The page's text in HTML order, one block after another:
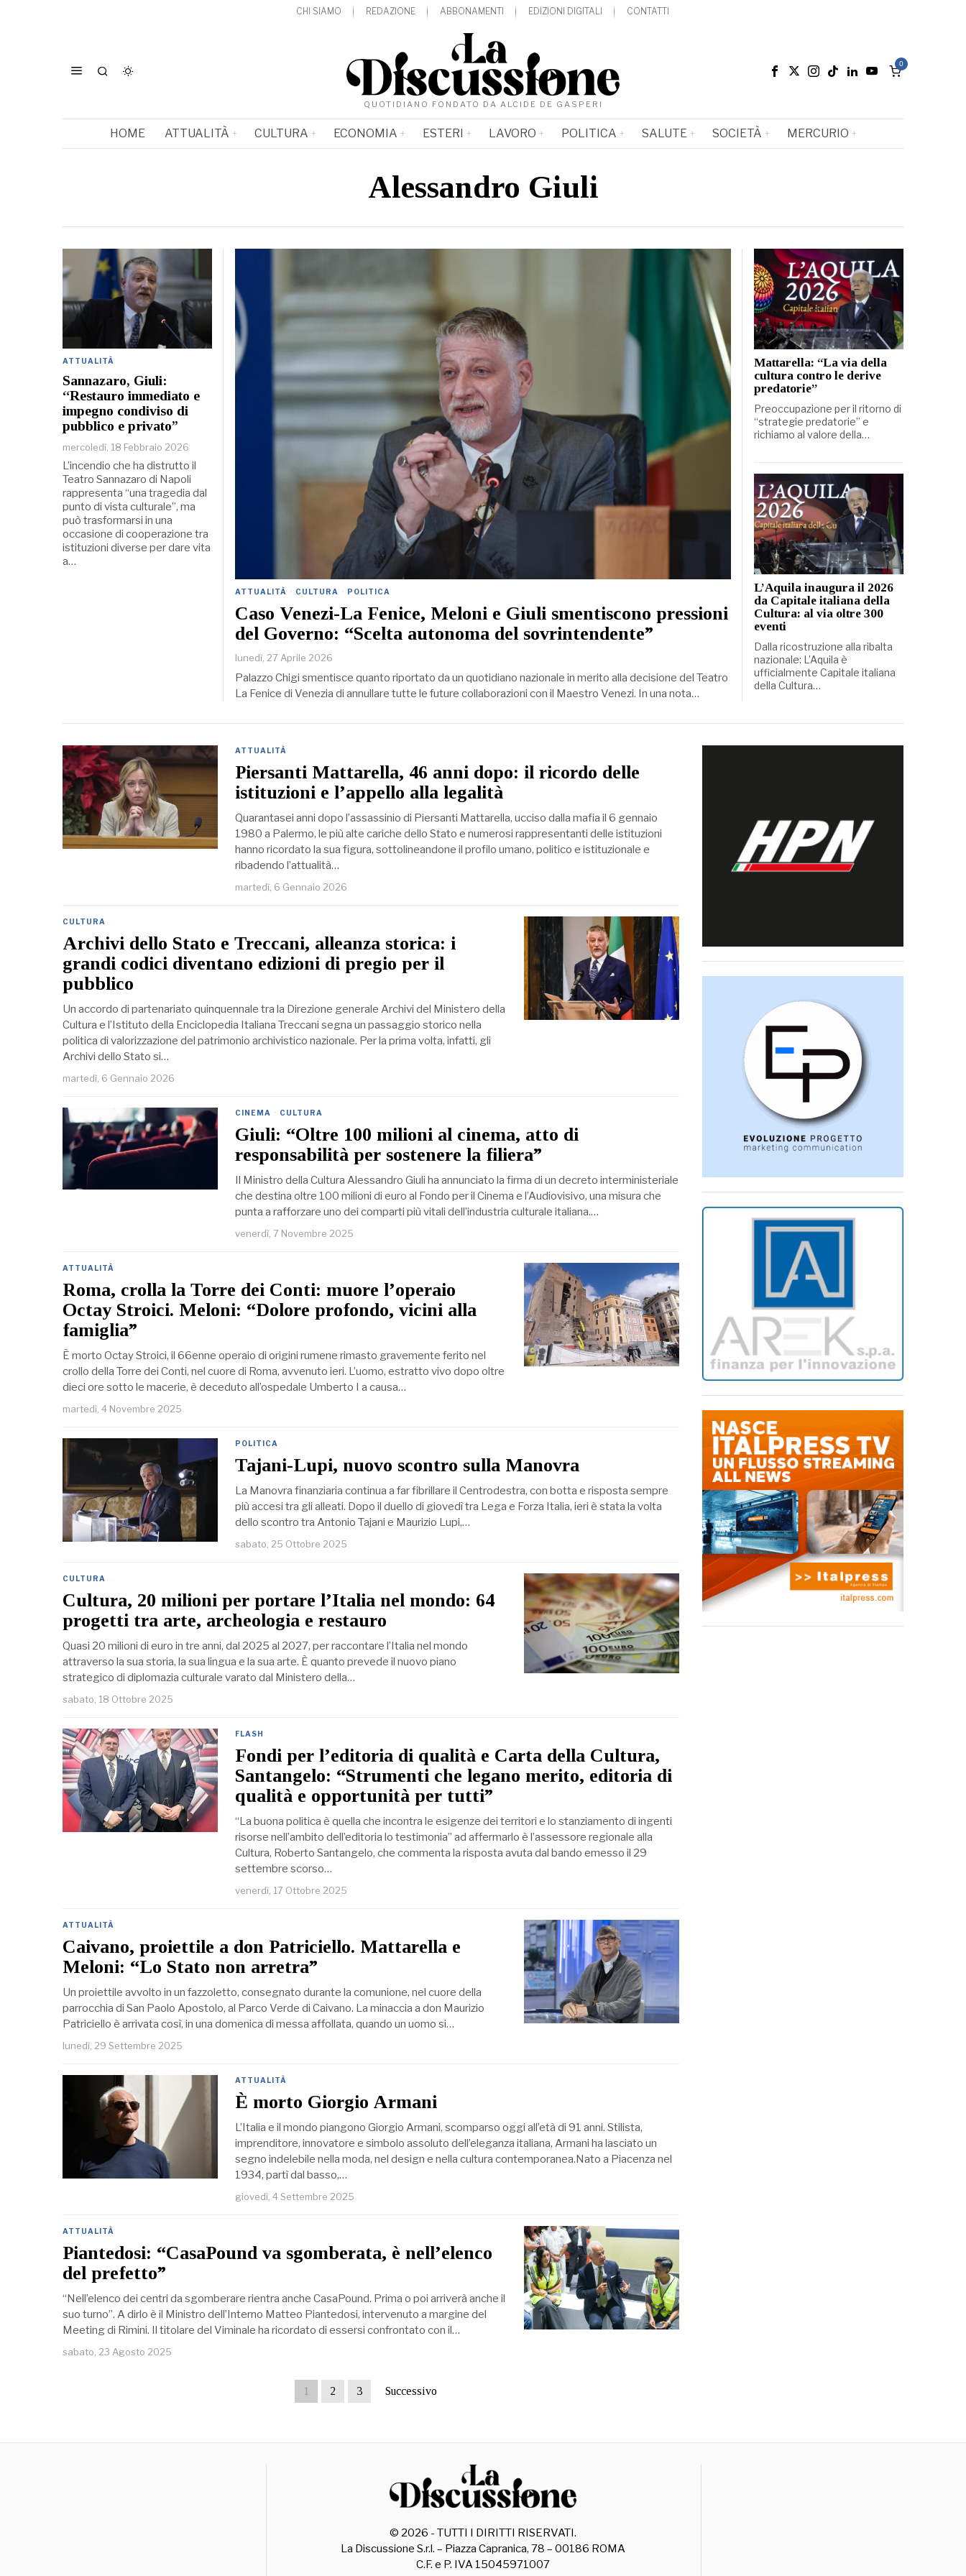
CHI SIAMO REDAZIONE ABBONAMENTI EDIZIONI DIGITALI CONTATTI
QUOTIDIANO FONDATO DA ALCIDE DE GASPERI
0
HOME ATTUALITÀ CULTURA ECONOMIA ESTERI LAVORO POLITICA SALUTE SOCIETÀ MERCURIO
Alessandro Giuli
ATTUALITÀ · CULTURA · POLITICA
Caso Venezi-La Fenice, Meloni e Giuli smentiscono pressioni
del Governo: “Scelta autonoma del sovrintendente”
lunedì, 27 Aprile 2026
Palazzo Chigi smentisce quanto riportato da un quotidiano nazionale in merito alla decisione del Teatro
La Fenice di Venezia di annullare tutte le future collaborazioni con il Maestro Venezi. In una nota…
ATTUALITÀ
Sannazaro, Giuli:
“Restauro immediato e
impegno condiviso di
pubblico e privato”
mercoledì, 18 Febbraio 2026
L’incendio che ha distrutto il
Teatro Sannazaro di Napoli
rappresenta “una tragedia dal
punto di vista culturale”, ma
può trasformarsi in una
occasione di cooperazione tra
istituzioni diverse per dare vita
a…
Mattarella: “La via della
cultura contro le derive
predatorie”
Preoccupazione per il ritorno di
“strategie predatorie” e
richiamo al valore della…
L’Aquila inaugura il 2026
da Capitale italiana della
Cultura: al via oltre 300
eventi
Dalla ricostruzione alla ribalta
nazionale: L’Aquila è
ufficialmente Capitale italiana
della Cultura…
ATTUALITÀ
Piersanti Mattarella, 46 anni dopo: il ricordo delle
istituzioni e l’appello alla legalità
Quarantasei anni dopo l’assassinio di Piersanti Mattarella, ucciso dalla mafia il 6 gennaio
1980 a Palermo, le più alte cariche dello Stato e numerosi rappresentanti delle istituzioni
hanno ricordato la sua figura, sottolineandone il profilo umano, politico e istituzionale e
ribadendo l’attualità…
martedì, 6 Gennaio 2026
CULTURA
Archivi dello Stato e Treccani, alleanza storica: i
grandi codici diventano edizioni di pregio per il
pubblico
Un accordo di partenariato quinquennale tra la Direzione generale Archivi del Ministero della
Cultura e l’Istituto della Enciclopedia Italiana Treccani segna un passaggio storico nella
politica di valorizzazione del patrimonio archivistico nazionale. Per la prima volta, infatti, gli
Archivi dello Stato si…
martedì, 6 Gennaio 2026
CINEMA · CULTURA
Giuli: “Oltre 100 milioni al cinema, atto di
responsabilità per sostenere la filiera”
Il Ministro della Cultura Alessandro Giuli ha annunciato la firma di un decreto interministeriale
che destina oltre 100 milioni di euro al Fondo per il Cinema e l’Audiovisivo, una misura che
punta a rafforzare uno dei comparti più vitali dell’industria culturale italiana.…
venerdì, 7 Novembre 2025
ATTUALITÀ
Roma, crolla la Torre dei Conti: muore l’operaio
Octay Stroici. Meloni: “Dolore profondo, vicini alla
famiglia”
È morto Octay Stroici, il 66enne operaio di origini rumene rimasto gravemente ferito nel
crollo della Torre dei Conti, nel cuore di Roma, avvenuto ieri. L’uomo, estratto vivo dopo oltre
dieci ore sotto le macerie, è deceduto all’ospedale Umberto I a causa…
martedì, 4 Novembre 2025
POLITICA
Tajani-Lupi, nuovo scontro sulla Manovra
La Manovra finanziaria continua a far fibrillare il Centrodestra, con botta e risposta sempre
più accesi tra gli alleati. Dopo il duello di giovedì tra Lega e Forza Italia, ieri è stata la volta
dello scontro tra Antonio Tajani e Maurizio Lupi,…
sabato, 25 Ottobre 2025
CULTURA
Cultura, 20 milioni per portare l’Italia nel mondo: 64
progetti tra arte, archeologia e restauro
Quasi 20 milioni di euro in tre anni, dal 2025 al 2027, per raccontare l’Italia nel mondo
attraverso la sua storia, la sua lingua e la sua arte. È quanto prevede il nuovo piano
strategico di diplomazia culturale varato dal Ministero della…
sabato, 18 Ottobre 2025
FLASH
Fondi per l’editoria di qualità e Carta della Cultura,
Santangelo: “Strumenti che legano merito, editoria di
qualità e opportunità per tutti”
“La buona politica è quella che incontra le esigenze dei territori e lo stanziamento di ingenti
risorse nell’ambito dell’editoria lo testimonia” ad affermarlo è l’assessore regionale alla
Cultura, Roberto Santangelo, che commenta la risposta avuta dal bando emesso il 29
settembre scorso…
venerdì, 17 Ottobre 2025
ATTUALITÀ
Caivano, proiettile a don Patriciello. Mattarella e
Meloni: “Lo Stato non arretra”
Un proiettile avvolto in un fazzoletto, consegnato durante la comunione, nel cuore della
parrocchia di San Paolo Apostolo, al Parco Verde di Caivano. La minaccia a don Maurizio
Patriciello è arrivata così, in una domenica di messa affollata, quando un uomo si…
lunedì, 29 Settembre 2025
ATTUALITÀ
È morto Giorgio Armani
L’Italia e il mondo piangono Giorgio Armani, scomparso oggi all’età di 91 anni. Stilista,
imprenditore, innovatore e simbolo assoluto dell’eleganza italiana, Armani ha lasciato un
segno indelebile nella moda, nel design e nella cultura contemporanea.Nato a Piacenza nel
1934, partì dal basso,…
giovedì, 4 Settembre 2025
ATTUALITÀ
Piantedosi: “CasaPound va sgomberata, è nell’elenco
del prefetto”
“Nell’elenco dei centri da sgomberare rientra anche CasaPound. Prima o poi arriverà anche il
suo turno”. A dirlo è il Ministro dell’Interno Matteo Piantedosi, intervenuto a margine del
Meeting di Rimini. Il titolare del Viminale ha ricordato di essersi confrontato con il…
sabato, 23 Agosto 2025
1 2 3 Successivo
© 2026 - TUTTI I DIRITTI RISERVATI.
La Discussione S.r.l. – Piazza Capranica, 78 – 00186 ROMA
C.F. e P. IVA 15045971007